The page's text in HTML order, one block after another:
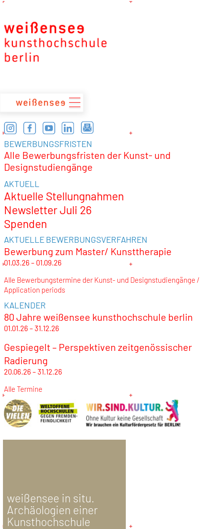
zum
weißensee in situ.
Archäologien einer
Kunsthochschule
BEWERBUNGSFRISTEN
Alle Bewerbungsfristen der Kunst- und
Designstudiengänge
AKTUELL
Aktuelle Stellungnahmen
Newsletter Juli 26
Spenden
AKTUELLE BEWERBUNGSVERFAHREN
Bewerbung zum Master/ Kunsttherapie
01.03.26 – 01.09.26
Alle Bewerbungstermine der Kunst- und Designstudiengänge /
Application periods
KALENDER
80 Jahre weißensee kunsthochschule berlin
01.01.26 – 31.12.26
Gespiegelt – Perspektiven zeitgenössischer
Radierung
20.06.26 – 31.12.26
Alle Termine